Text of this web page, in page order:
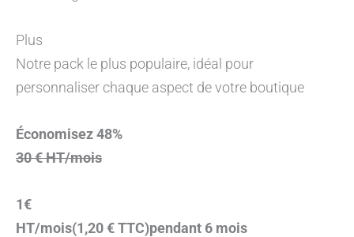
Plus
Notre pack le plus populaire, idéal pour
personnaliser chaque aspect de votre boutique
Économisez 48%
30 € HT/mois
1€
HT/mois(1,20 € TTC)pendant 6 mois